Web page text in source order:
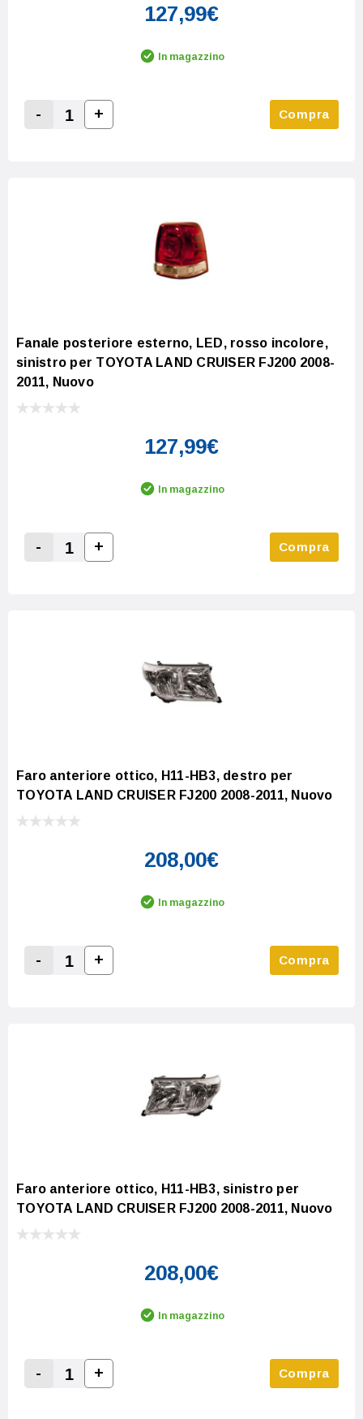
127,99€
In magazzino
Decrease Quantity:
-
Increase Quantity:
+ Compra
Fanale posteriore esterno, LED, rosso incolore,
sinistro per TOYOTA LAND CRUISER FJ200 2008-
2011, Nuovo
127,99€
In magazzino
Decrease Quantity:
-
Increase Quantity:
+ Compra
Faro anteriore ottico, H11-HB3, destro per
TOYOTA LAND CRUISER FJ200 2008-2011, Nuovo
208,00€
In magazzino
Decrease Quantity:
-
Increase Quantity:
+ Compra
Faro anteriore ottico, H11-HB3, sinistro per
TOYOTA LAND CRUISER FJ200 2008-2011, Nuovo
208,00€
In magazzino
Decrease Quantity:
-
Increase Quantity:
+ Compra